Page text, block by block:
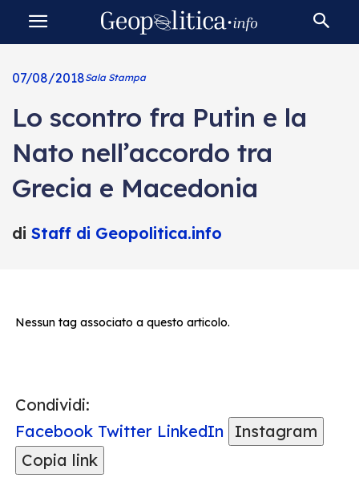
07/08/2018Sala Stampa
Lo scontro fra Putin e la
Nato nell’accordo tra
Grecia e Macedonia
di Staff di Geopolitica.info
Nessun tag associato a questo articolo.
Condividi:
Facebook Twitter LinkedIn
Instagram
Copia link